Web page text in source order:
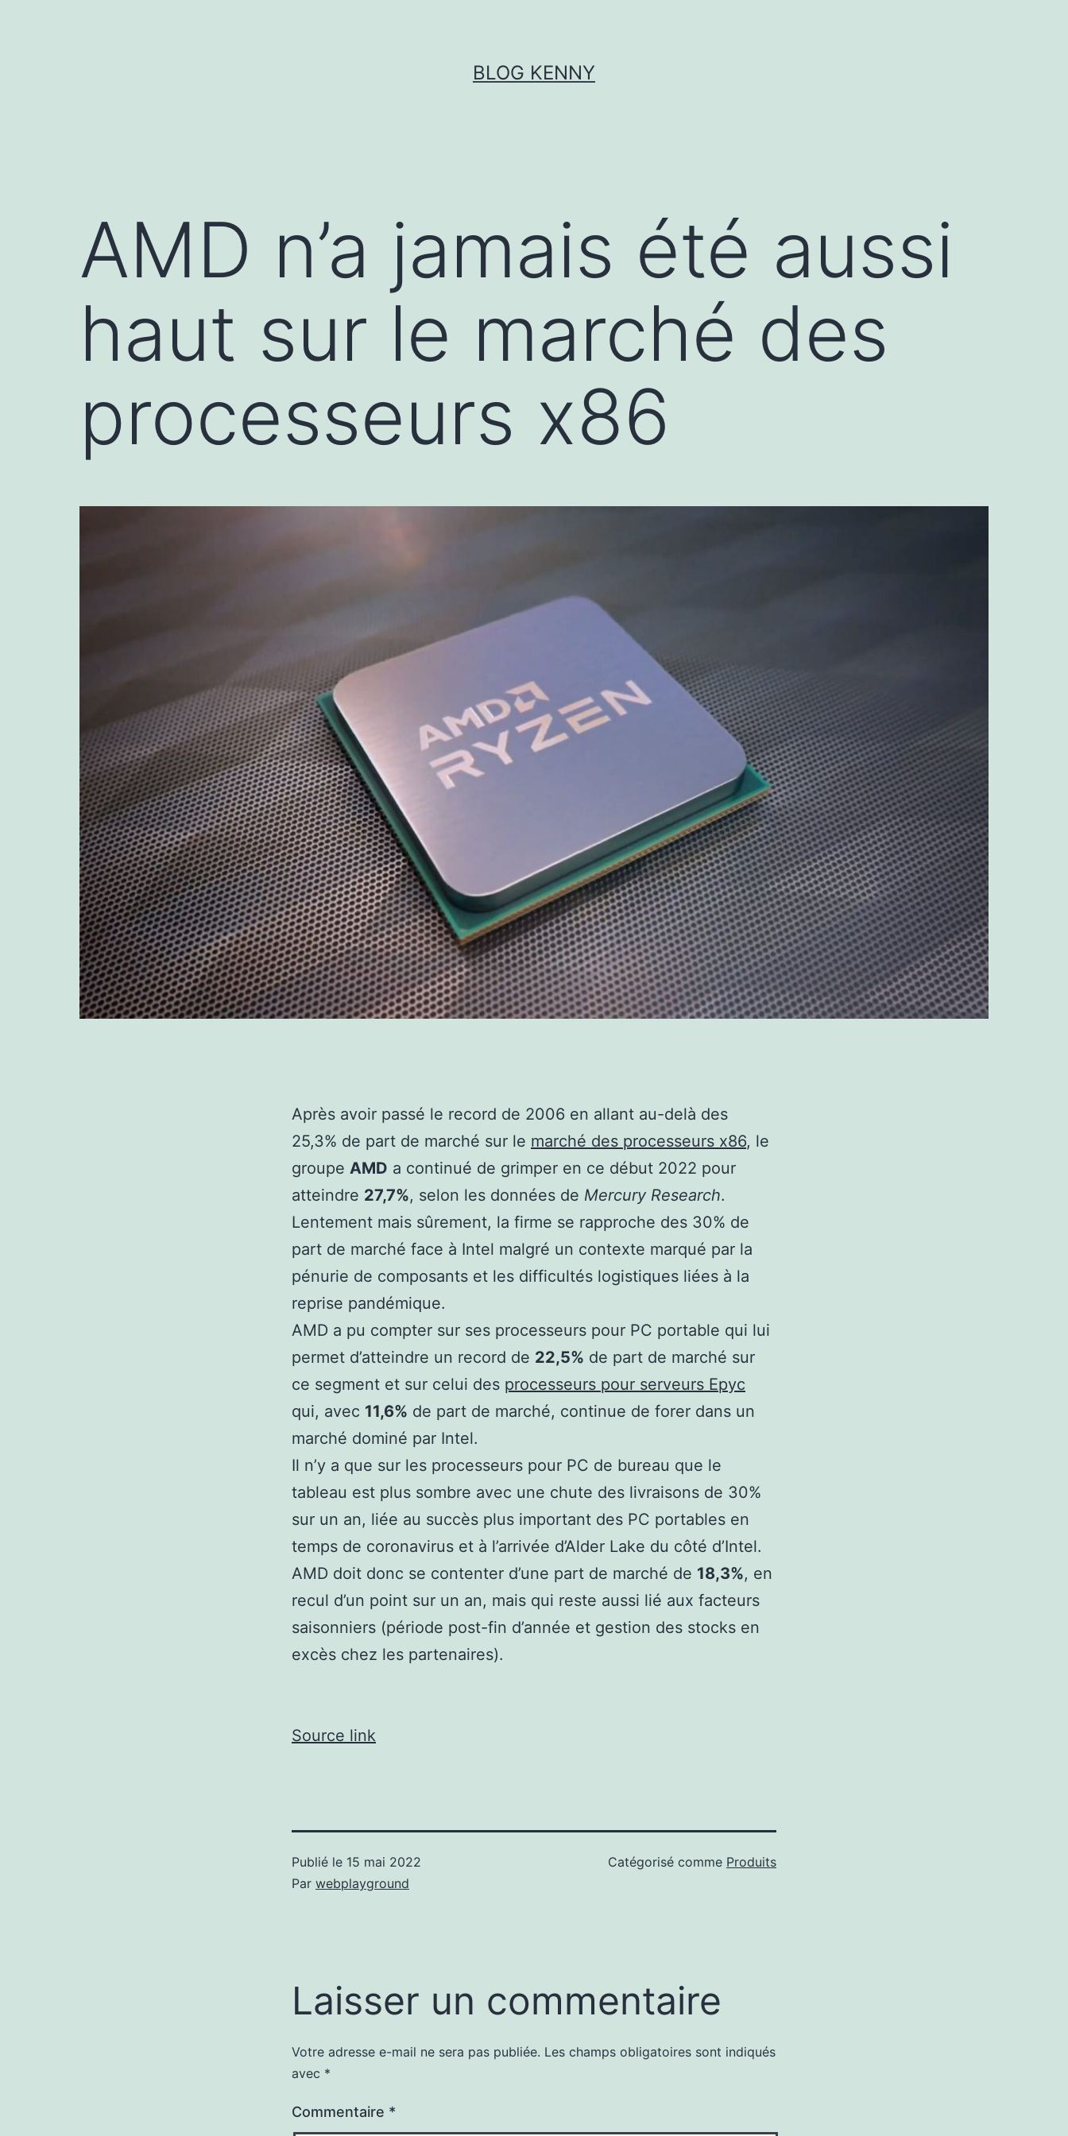
BLOG KENNY
AMD n’a jamais été aussi
haut sur le marché des
processeurs x86
Après avoir passé le record de 2006 en allant au-delà des
25,3% de part de marché sur le marché des processeurs x86, le
groupe AMD a continué de grimper en ce début 2022 pour
atteindre 27,7%, selon les données de Mercury Research.
Lentement mais sûrement, la firme se rapproche des 30% de
part de marché face à Intel malgré un contexte marqué par la
pénurie de composants et les difficultés logistiques liées à la
reprise pandémique.
AMD a pu compter sur ses processeurs pour PC portable qui lui
permet d’atteindre un record de 22,5% de part de marché sur
ce segment et sur celui des processeurs pour serveurs Epyc
qui, avec 11,6% de part de marché, continue de forer dans un
marché dominé par Intel.
Il n’y a que sur les processeurs pour PC de bureau que le
tableau est plus sombre avec une chute des livraisons de 30%
sur un an, liée au succès plus important des PC portables en
temps de coronavirus et à l’arrivée d’Alder Lake du côté d’Intel.
AMD doit donc se contenter d’une part de marché de 18,3%, en
recul d’un point sur un an, mais qui reste aussi lié aux facteurs
saisonniers (période post-fin d’année et gestion des stocks en
excès chez les partenaires).
Source link
Publié le 15 mai 2022
Par webplayground
Catégorisé comme Produits
Laisser un commentaire
Votre adresse e-mail ne sera pas publiée. Les champs obligatoires sont indiqués
avec *
Commentaire *